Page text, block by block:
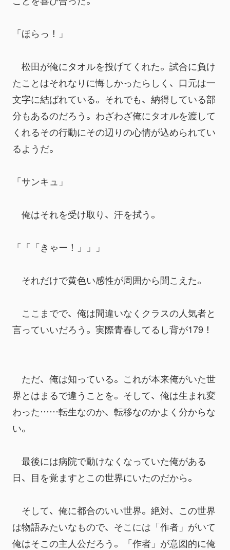
「ほらっ！」
松田が俺にタオルを投げてくれた。試合に負け
たことはそれなりに悔しかったらしく、口元は一
文字に結ばれている。それでも、納得している部
分もあるのだろう。わざわざ俺にタオルを渡して
くれるその行動にその辺りの心情が込められてい
るようだ。
「サンキュ」
俺はそれを受け取り、汗を拭う。
「「「きゃー！」」」
それだけで黄色い感性が周囲から聞こえた。
ここまでで、俺は間違いなくクラスの人気者と
言っていいだろう。実際青春してるし背が179！
ただ、俺は知っている。これが本来俺がいた世
界とはまるで違うことを。そして、俺は生まれ変
わった……転生なのか、転移なのかよく分からな
い。
最後には病院で動けなくなっていた俺がある
日、目を覚ますとこの世界にいたのだから。
そして、俺に都合のいい世界。絶対、この世界
は物語みたいなもので、そこには「作者」がいて
俺はそこの主人公だろう。「作者」が意図的に俺